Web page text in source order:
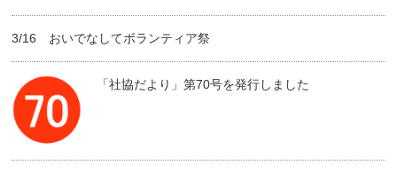
3/16 おいでなしてボランティア祭
「社協だより」第70号を発行しました